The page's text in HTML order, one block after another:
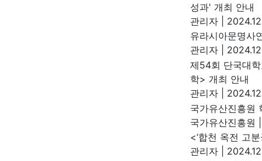
성과' 개최 안내
관리자
유라시아문명사
관리자
제54회 단국대
학> 개최 안내
관리자
국가유산진흥원
국가유산진흥원
<‘합천 옥전 고
관리자